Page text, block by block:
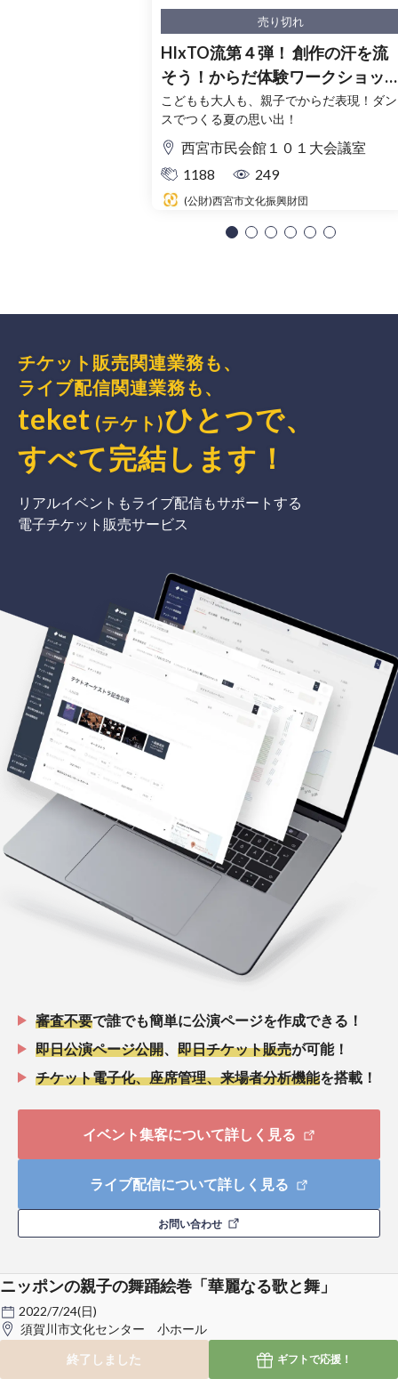
売り切れ
HIxTO流第４弾！ 創作の汗を流
そう！からだ体験ワークショッ
プ！
こどもも大人も、親子でからだ表現！ダン
スでつくる夏の思い出！
西宮市民会館１０１大会議室
1188
249
(公財)西宮市文化振興財団
チケット販売関連業務も、
ライブ配信関連業務も、
teket (テケト)ひとつで、
すべて完結 します ！
リアルイベントもライブ配信もサポートする
電子チケット販売サービス
審査不要で誰でも簡単に公演ページを作成できる！
即日公演ページ公開
即日チケット販売が可能！
チケット電子化、座席管理、来場者分析機能を搭載！
イベント集客について詳しく見る
ライブ配信について詳しく見る
お問い合わせ
ニッポンの親子の舞踊絵巻「華麗なる歌と舞」
2022/7/24(日)
須賀川市文化センター 小ホール
終了しました
ギフトで応援！